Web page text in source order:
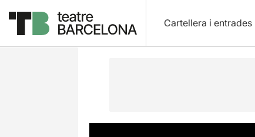
Cartellera i entrades
Descripció Horaris Fitxa artística